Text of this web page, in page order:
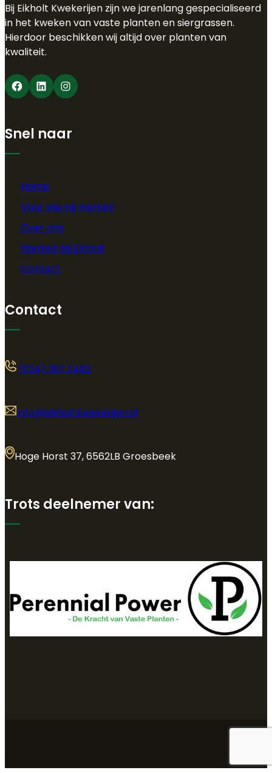
Bij Eikholt Kwekerijen zijn we jarenlang gespecialiseerd
in het kweken van vaste planten en siergrassen.
Hierdoor beschikken wij altijd over planten van
kwaliteit.
Facebook LinkedIn Instagram
Snel naar
Home
Voor wie wij werken
Over ons
Werken bij Eikholt
Contact
Contact
(024) 397 2482
info@eikholtkwekerijen.nl
Hoge Horst 37, 6562LB Groesbeek
Trots deelnemer van: